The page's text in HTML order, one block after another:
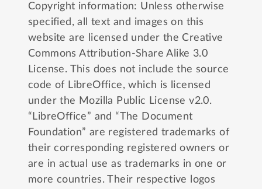
Copyright information: Unless otherwise
specified, all text and images on this
website are licensed under the Creative
Commons Attribution-Share Alike 3.0
License. This does not include the source
code of LibreOffice, which is licensed
under the Mozilla Public License v2.0.
“LibreOffice” and “The Document
Foundation” are registered trademarks of
their corresponding registered owners or
are in actual use as trademarks in one or
more countries. Their respective logos